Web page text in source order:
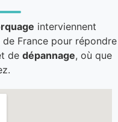
interviennent
France pour répondre
de dépannage, où que